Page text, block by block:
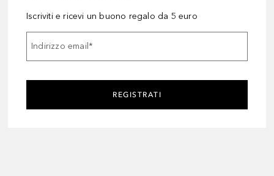
Iscriviti e ricevi un buono regalo da 5 euro
Indirizzo email*
REGISTRATI